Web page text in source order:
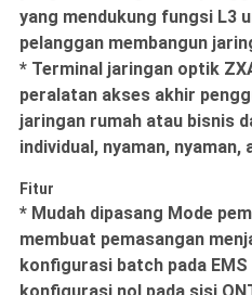
yang mendukung fungsi L3
pelanggan membangun
* Terminal jaringan optik
peralatan akses akhir
jaringan rumah atau bisnis
individual, nyaman,
Fitur
* Mudah dipasang Mode
membuat pemasangan
konfigurasi batch pada